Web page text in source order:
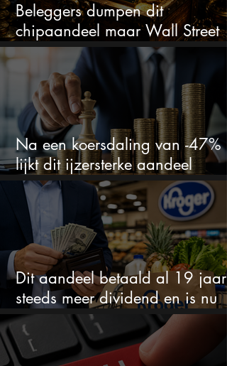
Beleggers dumpen dit
chipaandeel maar Wall Street
ziet een zeldzame koopkans
Na een koersdaling van -47%
lijkt dit ijzersterke aandeel
aantrekkelijker dan ooit
Dit aandeel betaald al 19 jaar
steeds meer dividend en is nu
goedkoop